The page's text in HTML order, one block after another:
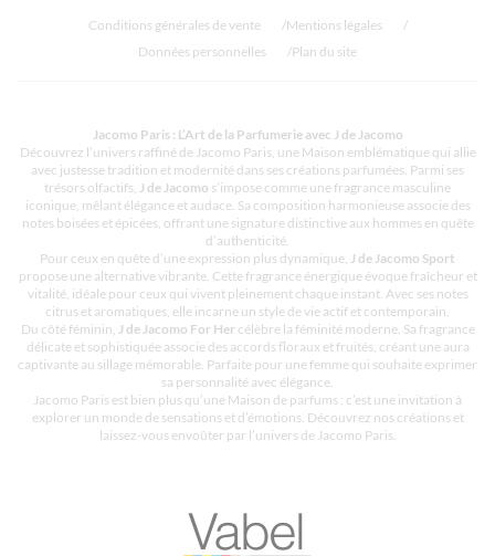
Conditions générales de vente
Mentions légales
Données personnelles
Plan du site
Jacomo Paris : L’Art de la Parfumerie avec J de Jacomo
Découvrez l’univers raffiné de Jacomo Paris, une Maison emblématique qui allie
avec justesse tradition et modernité dans ses créations parfumées. Parmi ses
trésors olfactifs, J de Jacomo s’impose comme une fragrance masculine
iconique, mêlant élégance et audace. Sa composition harmonieuse associe des
notes boisées et épicées, offrant une signature distinctive aux hommes en quête
d’authenticité.
Pour ceux en quête d’une expression plus dynamique, J de Jacomo Sport
propose une alternative vibrante. Cette fragrance énergique évoque fraîcheur et
vitalité, idéale pour ceux qui vivent pleinement chaque instant. Avec ses notes
citrus et aromatiques, elle incarne un style de vie actif et contemporain.
Du côté féminin, J de Jacomo For Her célèbre la féminité moderne. Sa fragrance
délicate et sophistiquée associe des accords floraux et fruités, créant une aura
captivante au sillage mémorable. Parfaite pour une femme qui souhaite exprimer
sa personnalité avec élégance.
Jacomo Paris est bien plus qu’une Maison de parfums ; c’est une invitation à
explorer un monde de sensations et d’émotions. Découvrez nos créations et
laissez-vous envoûter par l’univers de Jacomo Paris.